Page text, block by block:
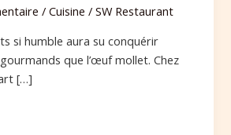
/Cuisine /SW Restaurant
si humble aura su conquérir
que l’œuf mollet. Chez
[…]